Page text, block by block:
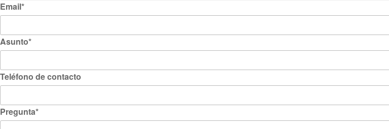
Email*
Asunto*
Teléfono de contacto
Pregunta*